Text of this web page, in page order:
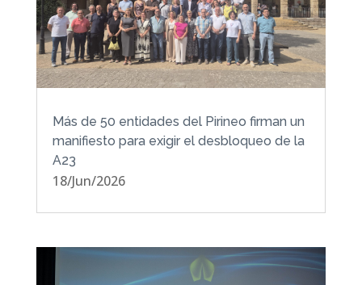
Más de 50 entidades del Pirineo firman un
manifiesto para exigir el desbloqueo de la
A23
18/Jun/2026